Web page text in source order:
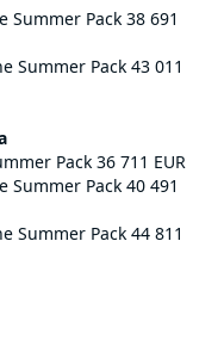
Summer Pack 38 691
Summer Pack 43 011
Pack 36 711 EUR
Summer Pack 40 491
Summer Pack 44 811